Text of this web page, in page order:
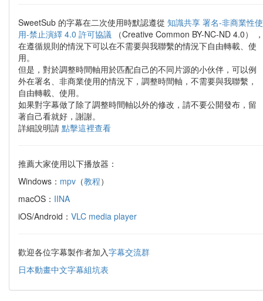
SweetSub 的字幕在二次使用時默認遵從 知識共享 署名-非商業性使
用-禁止演繹 4.0 許可協議 （Creative Common BY-NC-ND 4.0） ，
在遵循規則的情況下可以在不需要與我聯繫的情況下自由轉載、使
用。
但是，對於調整時間軸用於匹配自己的不同片源的小伙伴，可以例
外在署名、非商業使用的情況下，調整時間軸，不需要與我聯繫，
自由轉載、使用。
如果對字幕做了除了調整時間軸以外的修改，請不要公開發布，留
著自己看就好，謝謝。
詳細說明請 點擊這裡查看
推薦大家使用以下播放器：
Windows： mpv （教程）
macOS： IINA
iOS/Android： VLC media player
歡迎各位字幕製作者加入字幕交流群
日本動畫中文字幕組坑表